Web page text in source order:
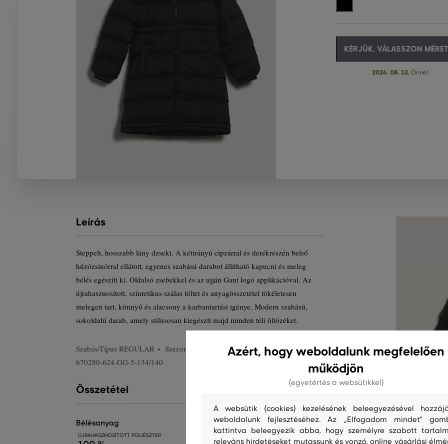
KÉRJÜK, VÁLASSZON
2026. 08. 12.Önnél
Leírás
Steppelt, hosszabb lány dzseki. A kétirányú cipzárral és derékrészén belső
húzózsinórral ellátott, egyenes szabású darabot állítható kapucni és meleg
bélés egészíti ki. Oldalsó zsebekkel és az ujján Gant logó applikációval. Az
újrahasznosított, szintetikus szálas töltet és anyagösszetétel tökéletesen
melegen tart, könnyű és alacsony a karbantartási igénye. Modern szabású,
sokoldalú darab, amely stílusosan kiegészít majd minden téli öltözéket.
Szabás/Típus REGULAR Szezon: FW24
Termék kódja
670280-624-GG-5-134/140
Összetétel
bélésanyag
ÚJRAHASZNOSÍTOTT POLIÉSZTER
Azért, hogy weboldalunk megfelelően
működjön
(egyetértés a websütikkel)
A websütik (cookies) kezelésének beleegyezésével
weboldalunk fejlesztéséhez. Az „Elfogadom mindet"
kattintva beleegyezik abba, hogy személyre szabott
releváns hirdetéseket mutassunk és vonzó, online vásárlási